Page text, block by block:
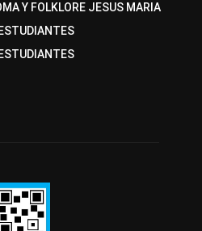
Y FOLKLORE JESUS MARIA